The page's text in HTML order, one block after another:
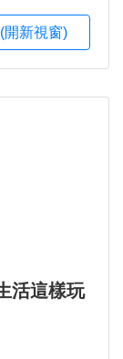
開新視窗)
活這樣玩